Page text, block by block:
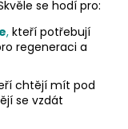
se hodí pro:
, kteří potřebují
regeneraci a
chtějí mít pod
se vzdát